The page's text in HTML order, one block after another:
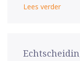
Lees verder